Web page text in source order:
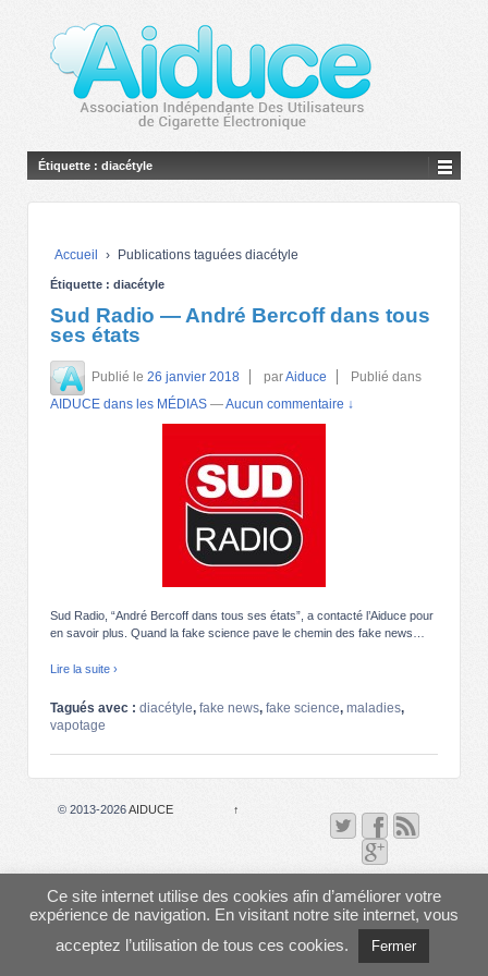
Étiquette : diacétyle
Accueil › Publications taguées diacétyle
Étiquette : diacétyle
Sud Radio — André Bercoff dans tous
ses états
Publié le 26 janvier 2018 parAiduce
Publié dans
AIDUCE dans les MÉDIAS —Aucun commentaire ↓
Sud Radio, “André Bercoff dans tous ses états”, a contacté l’Aiduce pour
en savoir plus. Quand la fake science pave le chemin des fake news…
Lire la suite ›
Tagués avec : diacétyle, fake news, fake science, maladies,
vapotage
© 2013-2026AIDUCE ↑
Ce site internet utilise des cookies afin d’améliorer votre
expérience de navigation. En visitant notre site internet, vous
acceptez l’utilisation de tous ces cookies.
Fermer